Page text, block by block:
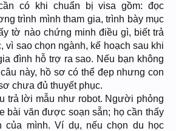
có khi chuẩn bị visa gồm: đọc
trình mình tham gia, trình bày mục
tờ nào chứng minh điều gì, biết trả
vì sao chọn ngành, kế hoạch sau khi
đình hỗ trợ ra sao. Nếu bạn không
này, hồ sơ có thể đẹp nhưng con
chưa đủ thuyết phục.
trả lời mẫu như robot. Người phỏng
bài văn được soạn sẵn; họ cần thấy
của mình. Ví dụ, nếu chọn du học